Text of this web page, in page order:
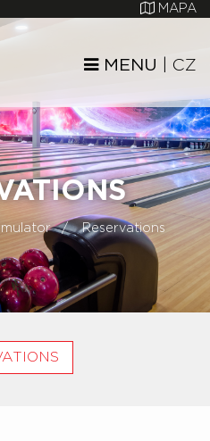
MAPA
MENU CZ
Reservations